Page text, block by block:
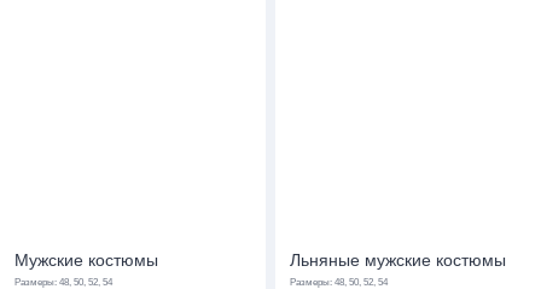
Мужские костюмы
Размеры: 48, 50, 52, 54
Льняные мужские костюмы
Размеры: 48, 50, 52, 54